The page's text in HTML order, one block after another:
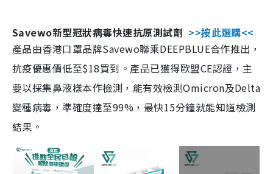
Savewo新型冠狀病毒快速抗原測試劑 >>按此選購<<
產品由香港口罩品牌Savewo聯乘DEEPBLUE合作推出，
抗疫優惠價低至$18買到。產品已獲得歐盟CE認證，主
要以採集鼻液樣本作檢測，能有效檢測Omicron及Delta
變種病毒，準確度達至99%，最快15分鐘就能知道檢測
結果。